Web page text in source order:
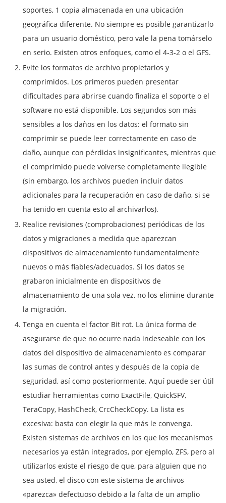
soportes, 1 copia almacenada en una ubicación
geográfica diferente. No siempre es posible garantizarlo
para un usuario doméstico, pero vale la pena tomárselo
en serio. Existen otros enfoques, como el 4-3-2 o el GFS.
Evite los formatos de archivo propietarios y
comprimidos. Los primeros pueden presentar
dificultades para abrirse cuando finaliza el soporte o el
software no está disponible. Los segundos son más
sensibles a los daños en los datos: el formato sin
comprimir se puede leer correctamente en caso de
daño, aunque con pérdidas insignificantes, mientras que
el comprimido puede volverse completamente ilegible
(sin embargo, los archivos pueden incluir datos
adicionales para la recuperación en caso de daño, si se
ha tenido en cuenta esto al archivarlos).
Realice revisiones (comprobaciones) periódicas de los
datos y migraciones a medida que aparezcan
dispositivos de almacenamiento fundamentalmente
nuevos o más fiables/adecuados. Si los datos se
grabaron inicialmente en dispositivos de
almacenamiento de una sola vez, no los elimine durante
la migración.
Tenga en cuenta el factor Bit rot. La única forma de
asegurarse de que no ocurre nada indeseable con los
datos del dispositivo de almacenamiento es comparar
las sumas de control antes y después de la copia de
seguridad, así como posteriormente. Aquí puede ser útil
estudiar herramientas como ExactFile, QuickSFV,
TeraCopy, HashCheck, CrcCheckCopy. La lista es
excesiva: basta con elegir la que más le convenga.
Existen sistemas de archivos en los que los mecanismos
necesarios ya están integrados, por ejemplo, ZFS, pero al
utilizarlos existe el riesgo de que, para alguien que no
sea usted, el disco con este sistema de archivos
«parezca» defectuoso debido a la falta de un amplio